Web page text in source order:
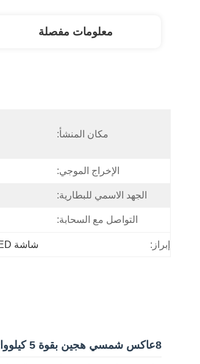
معلومات مفصلة
مكان المنشأ:
الإخراج الموجي:
الجهد الاسمي للبطارية:
التواصل مع السحابة:
إبراز: شاشة LED عاكس شمسي هجين
8عاكس شمسي هجين بقوة 5 كيلوواط مع MPPT مزدوج